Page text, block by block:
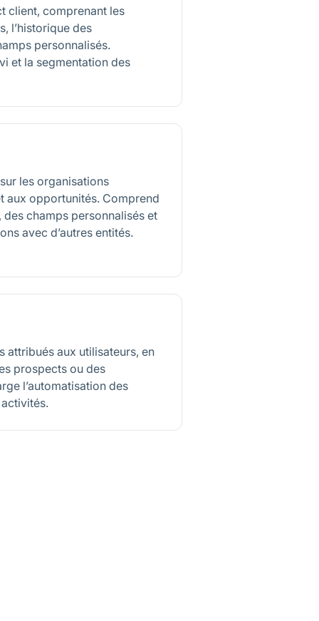
client, comprenant les
l’historique des
personnalisés.
et la segmentation des
les organisations
aux opportunités. Comprend
des champs personnalisés et
avec d’autres entités.
attribués aux utilisateurs, en
prospects ou des
l’automatisation des